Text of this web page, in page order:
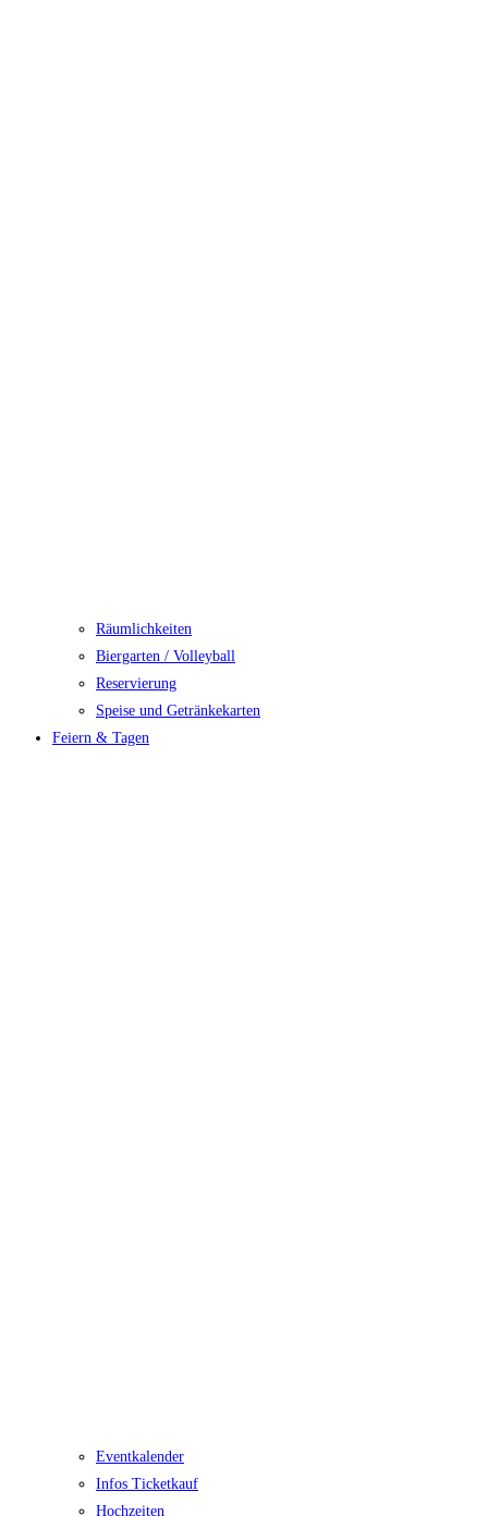
Räumlichkeiten
Biergarten / Volleyball
Reservierung
Speise und Getränkekarten
Feiern & Tagen
Eventkalender
Infos Ticketkauf
Hochzeiten